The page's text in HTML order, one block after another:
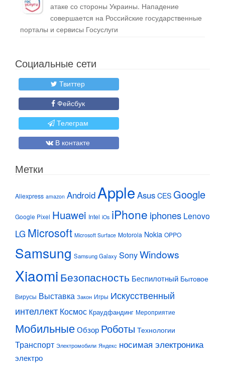
атаке со стороны Украины. Нападение
совершается на Российские государственные
порталы и сервисы Госуслуги
Социальные сети
Твиттер
Фейсбук
Телеграм
В контакте
Метки
Aliexpress amazon Android Apple Asus CES Google
Google Pixel Huawei Intel iOs iPhone iphones Lenovo
LG Microsoft Microsoft Surface Motorola Nokia OPPO
Samsung Samsung Galaxy SonyWindows
Xiaomi Безопасность Беспилотный Бытовое
Вирусы Выставка Закон Игры Искусственный
интеллект Космос Краудфандинг Мероприятие
МобильныеОбзор Роботы Технологии
Транспорт Электромобили Яндекс носимая электроника
электро